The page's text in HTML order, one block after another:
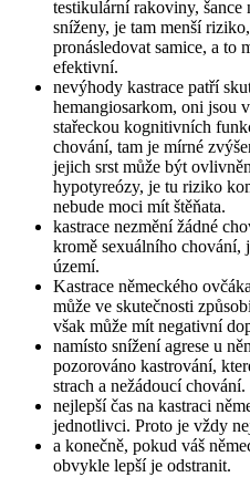
testikulární rakoviny, šance
sníženy, je tam menší
pronásledovat samice, a to
efektivní.
nevýhody kastrace patří
hemangiosarkom, oni jsou
stařeckou kognitivních
chování, tam je mírné
jejich srst může být
hypotyreózy, je tu riziko
nebude moci mít štěňata.
kastrace nezmění žádné
kromě sexuálního chování,
území.
Kastrace německého
může ve skutečnosti
však může mít negativní
namísto snížení agrese u
pozorováno kastrování,
strach a nežádoucí chování.
nejlepší čas na kastraci
jednotlivci. Proto je vždy
a konečně, pokud váš
obvykle lepší je odstranit.